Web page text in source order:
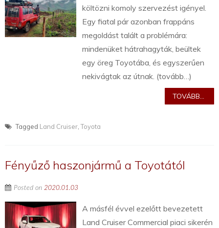
költözni komoly szervezést igényel.
Egy fiatal pár azonban frappáns
megoldást talált a problémára:
mindenüket hátrahagyták, beültek
egy öreg Toyotába, és egyszerűen
nekivágtak az útnak. (tovább…)
TOVÁBB...
Tagged Land Cruiser ,Toyota
Fényűző haszonjármű a Toyotától
Posted on 2020.01.03
A másfél évvel ezelőtt bevezetett
Land Cruiser Commercial piaci sikerén